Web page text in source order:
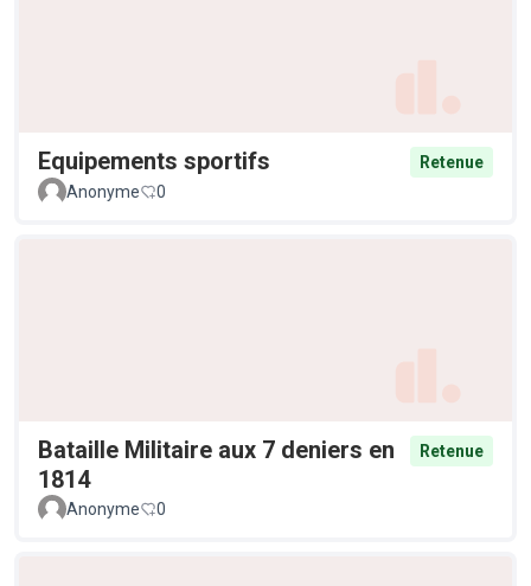
Equipements sportifs
Retenue
Anonyme
0
Bataille Militaire aux 7 deniers en
1814
Retenue
Anonyme 0